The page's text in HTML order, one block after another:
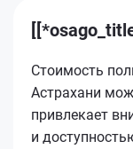
Стоимость
Астрахани
привлекает
и